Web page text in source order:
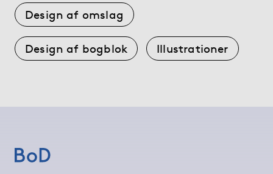
Design af omslag
Design af bogblok Illustrationer